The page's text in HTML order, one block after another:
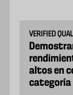
VERIFIED
altos en
categoría